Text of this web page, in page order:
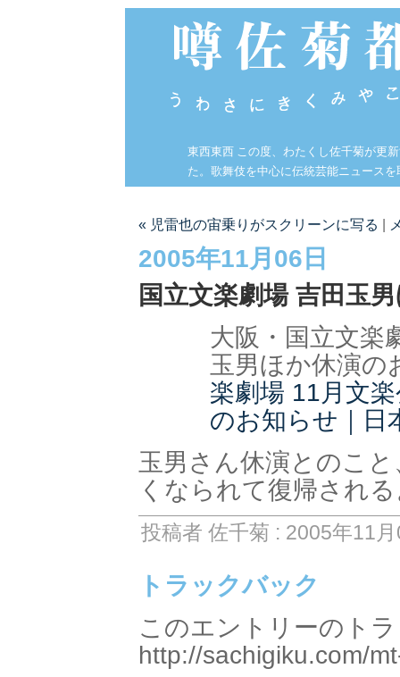
東西東西 この度、わたくし佐千菊が更
た。歌舞伎を中心に伝統芸能ニュース
« 児雷也の宙乗りがスクリーンに写る
2005年11月06日
国立文楽劇場 吉田玉
大阪・国立文楽
玉男ほか休演の
楽劇場 11月文
のお知らせ｜日
玉男さん休演とのこ
くなられて復帰され
投稿者 佐千菊 : 2005年11
トラックバック
このエントリーのト
http://sachigiku.com/